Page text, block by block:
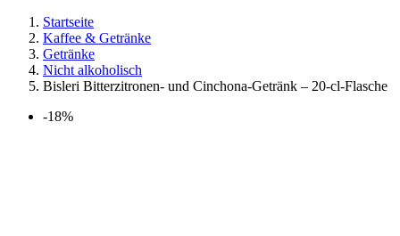
Startseite
Kaffee & Getränke
Getränke
Nicht alkoholisch
Bisleri Bitterzitronen- und Cinchona-Getränk – 20-cl-Flasche
-18%